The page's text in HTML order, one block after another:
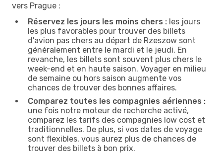
vers Prague :
Réservez les jours les moins chers : les jours
les plus favorables pour trouver des billets
d'avion pas chers au départ de Rzeszow sont
généralement entre le mardi et le jeudi. En
revanche, les billets sont souvent plus chers le
week-end et en haute saison. Voyager en milieu
de semaine ou hors saison augmente vos
chances de trouver des bonnes affaires.
Comparez toutes les compagnies aériennes :
une fois notre moteur de recherche activé,
comparez les tarifs des compagnies low cost et
traditionnelles. De plus, si vos dates de voyage
sont flexibles, vous aurez plus de chances de
trouver des billets à bon prix.